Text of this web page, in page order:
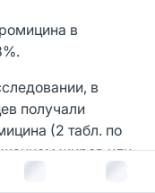
в
в
получали
(2 табл. по
жиров или